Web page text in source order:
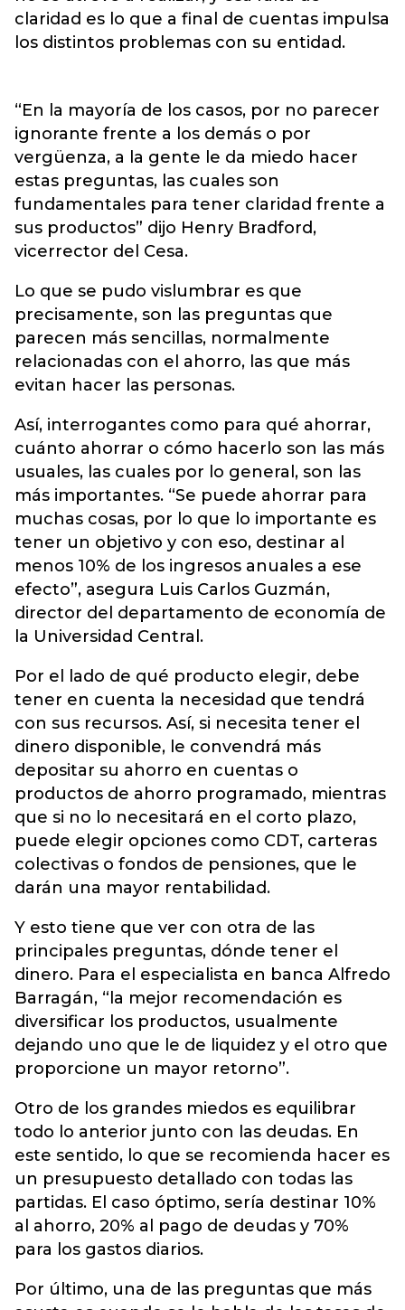
claridad es lo que a final de cuentas impulsa
los distintos problemas con su entidad.
“En la mayoría de los casos, por no parecer
ignorante frente a los demás o por
vergüenza, a la gente le da miedo hacer
estas preguntas, las cuales son
fundamentales para tener claridad frente a
sus productos” dijo Henry Bradford,
vicerrector del Cesa.
Lo que se pudo vislumbrar es que
precisamente, son las preguntas que
parecen más sencillas, normalmente
relacionadas con el ahorro, las que más
evitan hacer las personas.
Así, interrogantes como para qué ahorrar,
cuánto ahorrar o cómo hacerlo son las más
usuales, las cuales por lo general, son las
más importantes. “Se puede ahorrar para
muchas cosas, por lo que lo importante es
tener un objetivo y con eso, destinar al
menos 10% de los ingresos anuales a ese
efecto”, asegura Luis Carlos Guzmán,
director del departamento de economía de
la Universidad Central.
Por el lado de qué producto elegir, debe
tener en cuenta la necesidad que tendrá
con sus recursos. Así, si necesita tener el
dinero disponible, le convendrá más
depositar su ahorro en cuentas o
productos de ahorro programado, mientras
que si no lo necesitará en el corto plazo,
puede elegir opciones como CDT, carteras
colectivas o fondos de pensiones, que le
darán una mayor rentabilidad.
Y esto tiene que ver con otra de las
principales preguntas, dónde tener el
dinero. Para el especialista en banca Alfredo
Barragán, “la mejor recomendación es
diversificar los productos, usualmente
dejando uno que le de liquidez y el otro que
proporcione un mayor retorno”.
Otro de los grandes miedos es equilibrar
todo lo anterior junto con las deudas. En
este sentido, lo que se recomienda hacer es
un presupuesto detallado con todas las
partidas. El caso óptimo, sería destinar 10%
al ahorro, 20% al pago de deudas y 70%
para los gastos diarios.
Por último, una de las preguntas que más